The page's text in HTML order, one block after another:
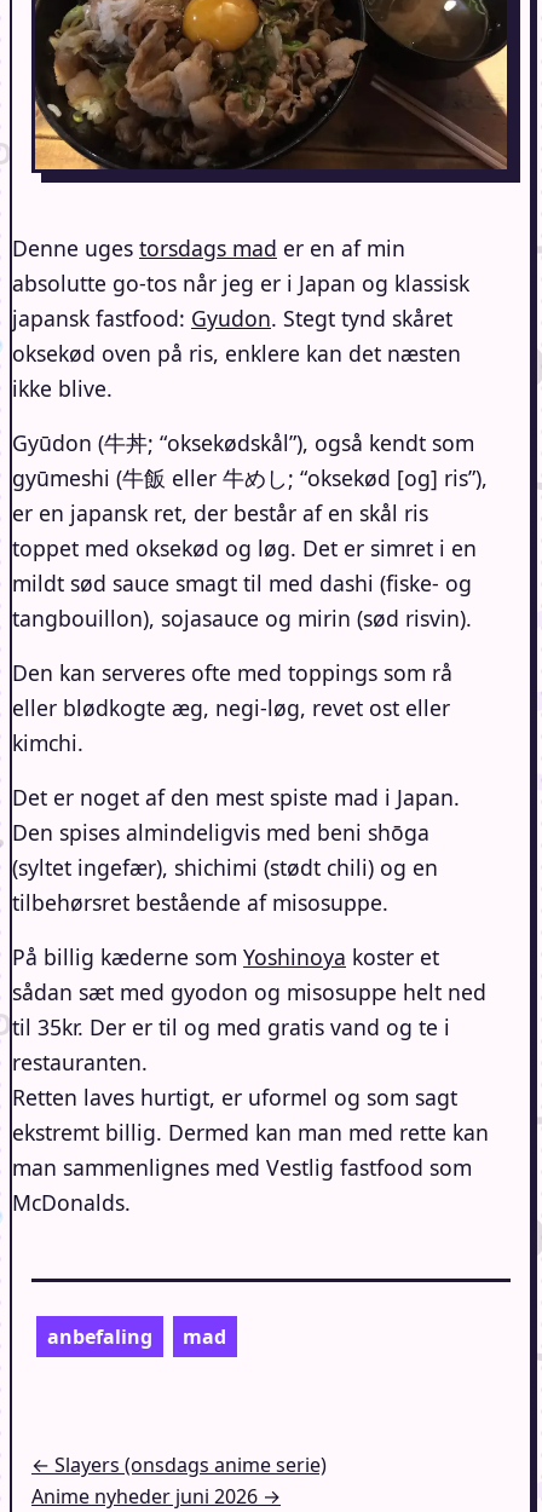
Denne uges torsdags mad er en af min
absolutte go-tos når jeg er i Japan og klassisk
japansk fastfood: Gyudon. Stegt tynd skåret
oksekød oven på ris, enklere kan det næsten
ikke blive.
Gyūdon (牛丼; “oksekødskål”), også kendt som
gyūmeshi (牛飯 eller 牛めし; “oksekød [og] ris”),
er en japansk ret, der består af en skål ris
toppet med oksekød og løg. Det er simret i en
mildt sød sauce smagt til med dashi (fiske- og
tangbouillon), sojasauce og mirin (sød risvin).
Den kan serveres ofte med toppings som rå
eller blødkogte æg, negi-løg, revet ost eller
kimchi.
Det er noget af den mest spiste mad i Japan.
Den spises almindeligvis med beni shōga
(syltet ingefær), shichimi (stødt chili) og en
tilbehørsret bestående af misosuppe.
På billig kæderne som Yoshinoya koster et
sådan sæt med gyodon og misosuppe helt ned
til 35kr. Der er til og med gratis vand og te i
restauranten.
Retten laves hurtigt, er uformel og som sagt
ekstremt billig. Dermed kan man med rette kan
man sammenlignes med Vestlig fastfood som
McDonalds.
anbefaling mad
Indlægsnavigation
← Slayers (onsdags anime serie)
Anime nyheder juni 2026 →